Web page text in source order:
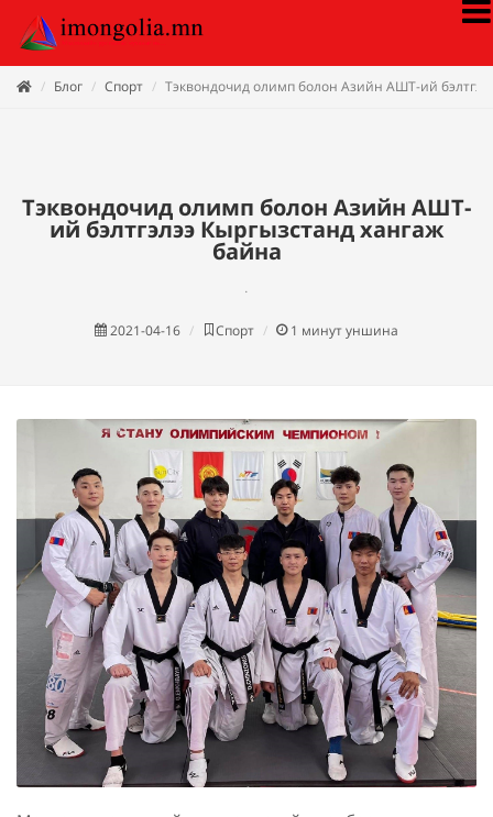
Блог Спорт Тэквондочид олимп болон Азийн АШТ-ий
Тэквондочид олимп болон Азийн АШТ-
ий бэлтгэлээ Кыргызстанд хангаж
байна
.
2021-04-16 Спорт 1 минут уншина